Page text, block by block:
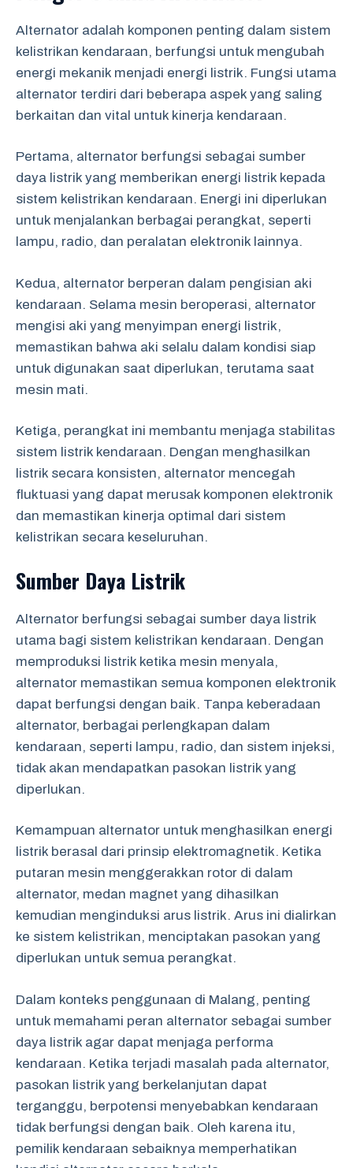
Alternator adalah komponen penting dalam sistem
kelistrikan kendaraan, berfungsi untuk mengubah
energi mekanik menjadi energi listrik. Fungsi utama
alternator terdiri dari beberapa aspek yang saling
berkaitan dan vital untuk kinerja kendaraan.
Pertama, alternator berfungsi sebagai sumber
daya listrik yang memberikan energi listrik kepada
sistem kelistrikan kendaraan. Energi ini diperlukan
untuk menjalankan berbagai perangkat, seperti
lampu, radio, dan peralatan elektronik lainnya.
Kedua, alternator berperan dalam pengisian aki
kendaraan. Selama mesin beroperasi, alternator
mengisi aki yang menyimpan energi listrik,
memastikan bahwa aki selalu dalam kondisi siap
untuk digunakan saat diperlukan, terutama saat
mesin mati.
Ketiga, perangkat ini membantu menjaga stabilitas
sistem listrik kendaraan. Dengan menghasilkan
listrik secara konsisten, alternator mencegah
fluktuasi yang dapat merusak komponen elektronik
dan memastikan kinerja optimal dari sistem
kelistrikan secara keseluruhan.
Sumber Daya Listrik
Alternator berfungsi sebagai sumber daya listrik
utama bagi sistem kelistrikan kendaraan. Dengan
memproduksi listrik ketika mesin menyala,
alternator memastikan semua komponen elektronik
dapat berfungsi dengan baik. Tanpa keberadaan
alternator, berbagai perlengkapan dalam
kendaraan, seperti lampu, radio, dan sistem injeksi,
tidak akan mendapatkan pasokan listrik yang
diperlukan.
Kemampuan alternator untuk menghasilkan energi
listrik berasal dari prinsip elektromagnetik. Ketika
putaran mesin menggerakkan rotor di dalam
alternator, medan magnet yang dihasilkan
kemudian menginduksi arus listrik. Arus ini dialirkan
ke sistem kelistrikan, menciptakan pasokan yang
diperlukan untuk semua perangkat.
Dalam konteks penggunaan di Malang, penting
untuk memahami peran alternator sebagai sumber
daya listrik agar dapat menjaga performa
kendaraan. Ketika terjadi masalah pada alternator,
pasokan listrik yang berkelanjutan dapat
terganggu, berpotensi menyebabkan kendaraan
tidak berfungsi dengan baik. Oleh karena itu,
pemilik kendaraan sebaiknya memperhatikan